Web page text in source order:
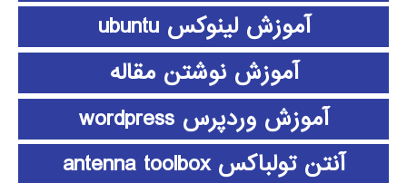
آموزش لینوکس ubuntu
آموزش نوشتن مقاله
آموزش وردپرس wordpress
آنتن تولباکس antenna toolbox